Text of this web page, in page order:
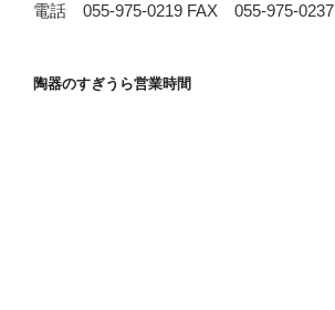
電話 055-975-0219 FAX 055-975-0237
陶器のすぎうら営業時間